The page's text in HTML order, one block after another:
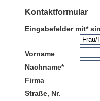
Kontaktformular
Eingabefelder mit*
Vorname
Nachname*
Firma
Straße, Nr.